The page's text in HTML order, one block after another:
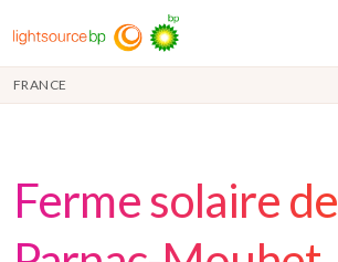
FRANCE
Ferme solaire de